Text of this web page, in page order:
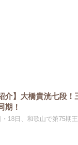
介】大橋貴洸七段
期！
・18日、和歌山で第75期